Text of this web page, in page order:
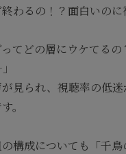
終わるの！？面白いの
ってどの層にウケてる
見られ、視聴率の低
。
構成についても「千